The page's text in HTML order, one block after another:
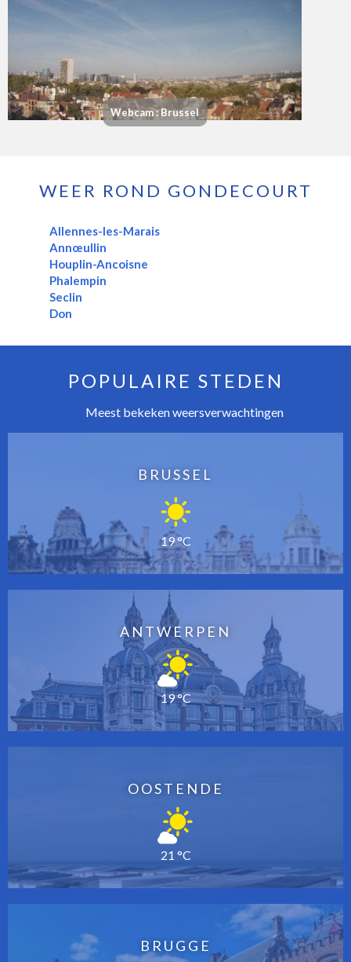
Webcam : Brussel
WEER ROND GONDECOURT
Allennes-les-Marais
Annœullin
Houplin-Ancoisne
Phalempin
Seclin
Don
POPULAIRE STEDEN
Meest bekeken weersverwachtingen
BRUSSEL
19 °C
ANTWERPEN
19 °C
OOSTENDE
21 °C
BRUGGE